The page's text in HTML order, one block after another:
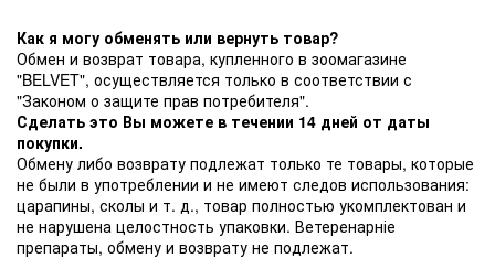
Как я могу обменять или вернуть товар?
Обмен и возврат товара, купленного в зоомагазине
"BELVET", осуществляется только в соответствии с
"Законом о защите прав потребителя".
Сделать это Вы можете в течении 14 дней от даты
покупки.
Обмену либо возврату подлежат только те товары, которые
не были в употреблении и не имеют следов использования:
царапины, сколы и т. д., товар полностью укомплектован и
не нарушена целостность упаковки. Ветеренарніе
препараты, обмену и возврату не подлежат.